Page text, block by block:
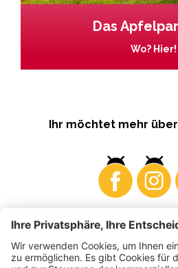
Das
Wo? Hier!
Ihr möchtet mehr
Business